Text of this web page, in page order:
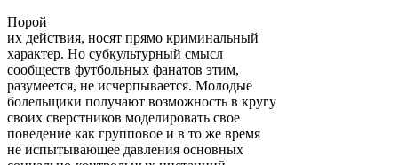
Порой
их действия, носят прямо криминальный
характер. Но субкультурный смысл
сообществ футбольных фанатов этим,
разумеется, не исчерпывается. Молодые
болельщики получают возможность в кругу
своих сверстников моделировать свое
поведение как групповое и в то же время
не испытывающее давления основных